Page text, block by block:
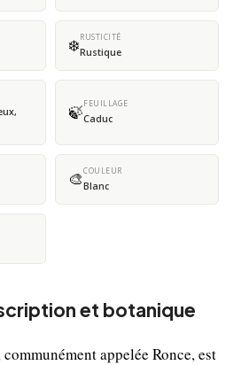
❄️RUSTICITÉ
Rustique
🍃FEUILLAGE
Caduc
🎨COULEUR
Blanc
et botanique
appelée Ronce, est